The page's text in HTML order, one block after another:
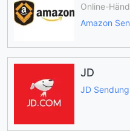
Online-
Amazon
JD
JD